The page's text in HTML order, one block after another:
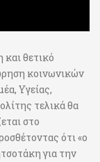
θετικό
κοινωνικών
Υγείας,
τελικά θα
στο
ότι «ο
για την